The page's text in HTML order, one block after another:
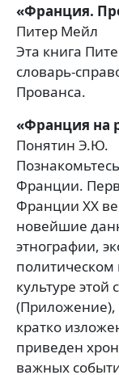
«Франция.
Питер Мейл
Эта книга
словарь-
Прованса.
«Франция на
Понятин Э.Ю.
Франции.
Франции ХХ
новейшие
этнографии,
политическом
культуре этой
(Приложение),
кратко
приведен
важных